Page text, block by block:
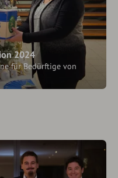
2024
für Bedürftige von